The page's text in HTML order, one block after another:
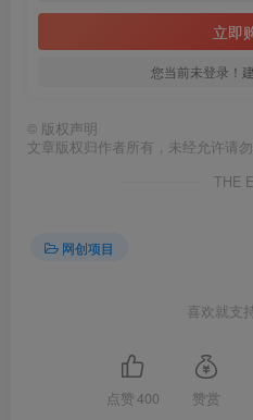
立即
您当前未登录！
© 版权声明
文章版权归作者所有，未经允许请勿
THE
网创项目
喜欢就支
点赞 400 赞赏